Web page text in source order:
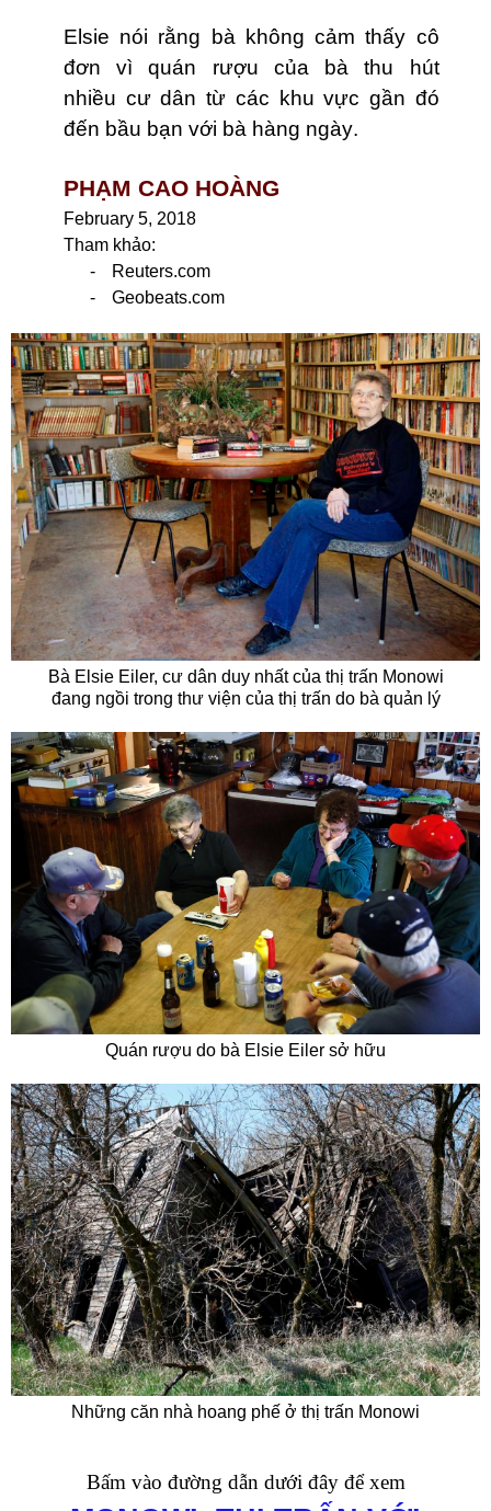
Elsie nói rằng bà không cảm thấy cô
đơn vì quán rượu của
bà thu hút
nhiều cư dân từ các khu vực gần đó
đến bầu bạn với bà hàng ngày.
PHẠM CAO HOÀNG
February 5, 2018
Tham khảo:
-
Reuters.com
-
Geobeats.com
Bà Elsie Eiler, cư dân duy nhất của thị trấn Monowi
đang ngồi trong thư viện của thị trấn do bà quản lý
Quán rượu do bà Elsie Eiler sở hữu
Những căn nhà hoang phế ở thị trấn Monowi
Bấm vào đường dẫn dưới đây để xem